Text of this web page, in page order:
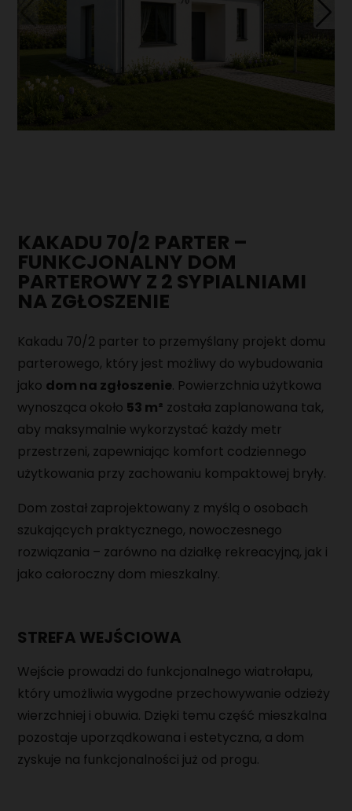
DOMY Z PODDASZEM
POZNAJ NAS
NASZ DOM POKAZOWY
AKTUALNOŚCI
KAMERALNY TYDZIEŃ OTWARTY NA BUDOWIE
PRZYDATNA WIEDZA
PORADNIK
FAQ
REALIZACJE
EKIPY BUDOWLANE DO MONTAŻU DOMÓW
PREFABRYKOWANYCH
EKIPY DO WYKONYWANIA PŁYT FUNDAMENTOWYCH
OPERATOR CNC - OBRÓBKA DREWNA
MAGAZYNIER
PRACOWNIK PRODUKCJI
MONTER URZĄDZEŃ MECHANICZNYCH
KAKADU 70/2 PARTER –
FUNKCJONALNY DOM
PARTEROWY Z 2 SYPIALNIAMI
NA ZGŁOSZENIE
Kakadu 70/2 parter to przemyślany projekt domu
parterowego, który jest możliwy do wybudowania
jako dom na zgłoszenie. Powierzchnia użytkowa
wynosząca około 53 m² została zaplanowana tak,
aby maksymalnie wykorzystać każdy metr
przestrzeni, zapewniając komfort codziennego
użytkowania przy zachowaniu kompaktowej bryły.
Dom został zaprojektowany z myślą o osobach
szukających praktycznego, nowoczesnego
rozwiązania – zarówno na działkę rekreacyjną, jak i
jako całoroczny dom mieszkalny.
STREFA WEJŚCIOWA
Wejście prowadzi do funkcjonalnego wiatrołapu,
który umożliwia wygodne przechowywanie odzieży
wierzchniej i obuwia. Dzięki temu część mieszkalna
pozostaje uporządkowana i estetyczna, a dom
zyskuje na funkcjonalności już od progu.